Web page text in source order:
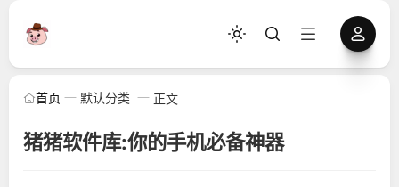
首页 默认分类 正文
猪猪软件库:你的手机必备神器